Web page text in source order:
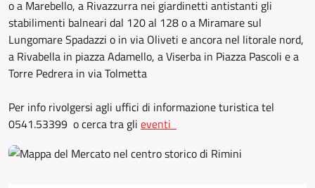
o a Marebello, a Rivazzurra nei giardinetti antistanti gli
stabilimenti balneari dal 120 al 128 o a Miramare sul
Lungomare Spadazzi o in via Oliveti e ancora nel litorale nord,
a Rivabella in piazza Adamello, a Viserba in Piazza Pascoli e a
Torre Pedrera in via Tolmetta
Per info rivolgersi agli uffici di informazione turistica tel
0541.53399 o cerca tra gli eventi